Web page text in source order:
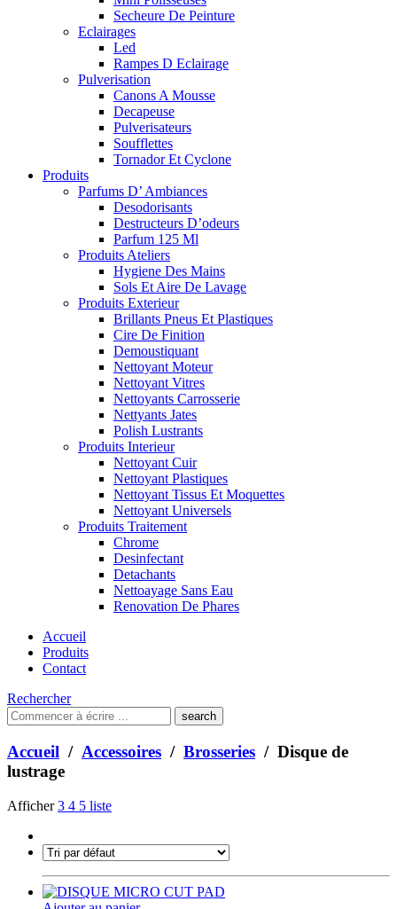
Secheure De Peinture
Eclairages
Led
Rampes D Eclairage
Pulverisation
Canons A Mousse
Decapeuse
Pulverisateurs
Soufflettes
Tornador Et Cyclone
Produits
Parfums D’ Ambiances
Desodorisants
Destructeurs D’odeurs
Parfum 125 Ml
Produits Ateliers
Hygiene Des Mains
Sols Et Aire De Lavage
Produits Exterieur
Brillants Pneus Et Plastiques
Cire De Finition
Demoustiquant
Nettoyant Moteur
Nettoyant Vitres
Nettoyants Carrosserie
Nettyants Jates
Polish Lustrants
Produits Interieur
Nettoyant Cuir
Nettoyant Plastiques
Nettoyant Tissus Et Moquettes
Nettoyant Universels
Produits Traitement
Chrome
Desinfectant
Detachants
Nettoayage Sans Eau
Renovation De Phares
Accueil
Produits
Contact
Rechercher
Que
cherchez-
vous?
Accueil / Accessoires / Brosseries / Disque de
lustrage
Afficher3 4 5 liste